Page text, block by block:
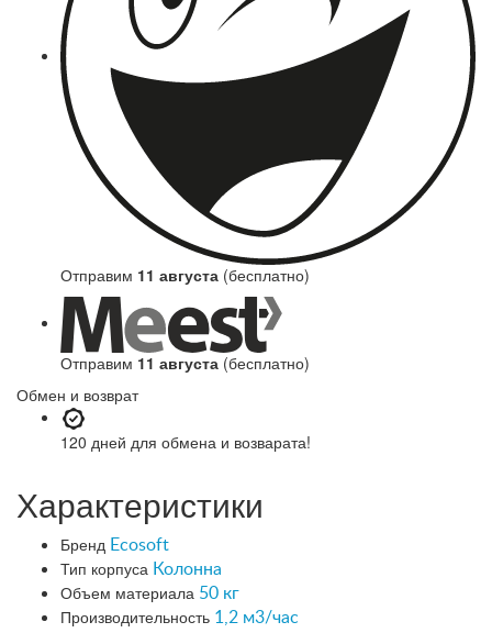
Отправим 11 августа (бесплатно)
Отправим 11 августа (бесплатно)
Обмен и возврат
120 дней для обмена и возварата!
Характеристики
Бренд Ecosoft
Тип корпуса Колонна
Объем материала 50 кг
Производительность 1,2 м3/час